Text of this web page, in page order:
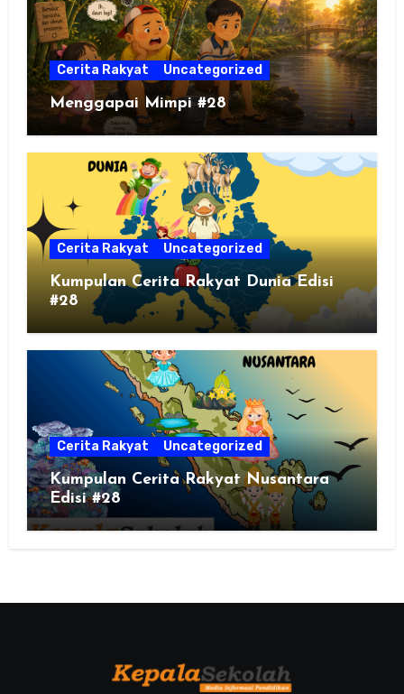
Cerita Rakyat Uncategorized
Menggapai Mimpi #28
Cerita Rakyat Uncategorized
Kumpulan Cerita Rakyat Dunia Edisi
#28
Cerita Rakyat Uncategorized
Kumpulan Cerita Rakyat Nusantara
Edisi #28